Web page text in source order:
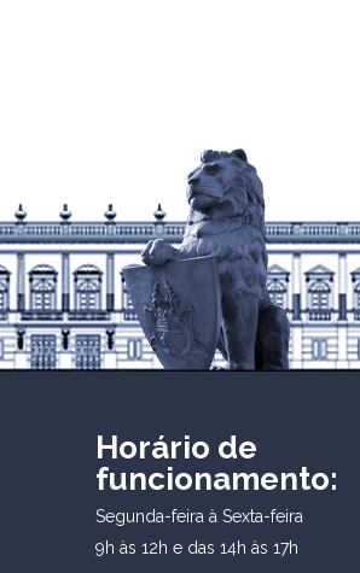
Horário de
funcionamento:
Segunda-feira à Sexta-feira
9h às 12h e das 14h às 17h